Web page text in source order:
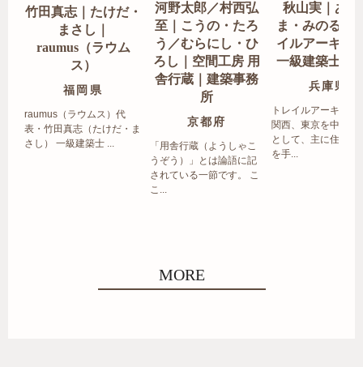
竹田真志｜たけだ・
まさし｜
raumus（ラウム
ス）
福岡県
raumus（ラウムス）代
表・竹田真志（たけだ・ま
さし） 一級建築士 ...
河野太郎／村西弘
至｜こうの・たろ
う／むらにし・ひ
ろし｜空間工房 用
舎行蔵｜建築事務
所
京都府
「用舎行蔵（ようしゃこ
うぞう）」とは論語に記
されている一節です。 こ
こ...
秋山実｜あき
ま・みのる｜
イルアーキテ
一級建築士事
兵庫県
トレイルアーキテク
関西、東京を中心エ
として、主に住宅の
を手...
MORE